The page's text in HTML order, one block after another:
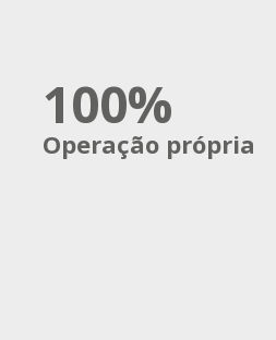
100%
Operação própria